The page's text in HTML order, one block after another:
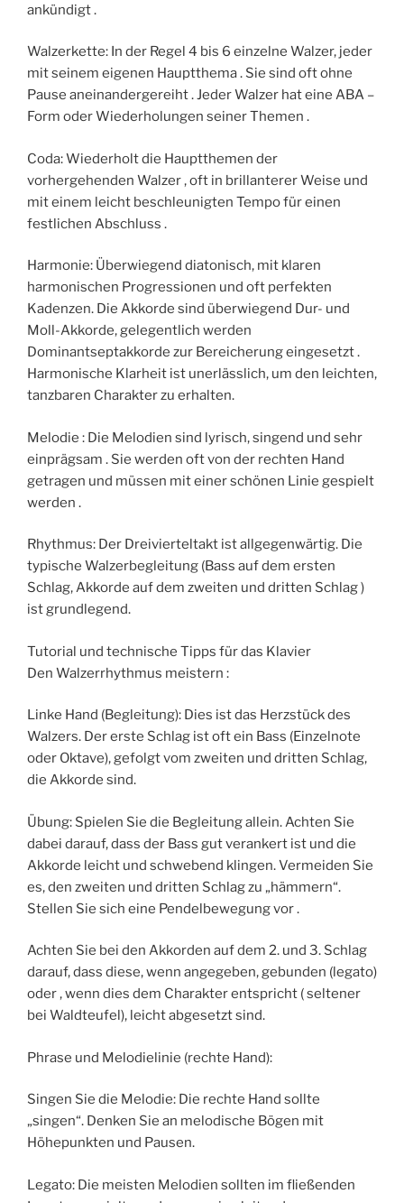
ankündigt .
Walzerkette: In der Regel 4 bis 6 einzelne Walzer, jeder
mit seinem eigenen Hauptthema . Sie sind oft ohne
Pause aneinandergereiht . Jeder Walzer hat eine ABA –
Form oder Wiederholungen seiner Themen .
Coda: Wiederholt die Hauptthemen der
vorhergehenden Walzer , oft in brillanterer Weise und
mit einem leicht beschleunigten Tempo für einen
festlichen Abschluss .
Harmonie: Überwiegend diatonisch, mit klaren
harmonischen Progressionen und oft perfekten
Kadenzen. Die Akkorde sind überwiegend Dur- und
Moll-Akkorde, gelegentlich werden
Dominantseptakkorde zur Bereicherung eingesetzt .
Harmonische Klarheit ist unerlässlich, um den leichten,
tanzbaren Charakter zu erhalten.
Melodie : Die Melodien sind lyrisch, singend und sehr
einprägsam . Sie werden oft von der rechten Hand
getragen und müssen mit einer schönen Linie gespielt
werden .
Rhythmus: Der Dreivierteltakt ist allgegenwärtig. Die
typische Walzerbegleitung (Bass auf dem ersten
Schlag, Akkorde auf dem zweiten und dritten Schlag )
ist grundlegend.
Tutorial und technische Tipps für das Klavier
Den Walzerrhythmus meistern :
Linke Hand (Begleitung): Dies ist das Herzstück des
Walzers. Der erste Schlag ist oft ein Bass (Einzelnote
oder Oktave), gefolgt vom zweiten und dritten Schlag,
die Akkorde sind.
Übung: Spielen Sie die Begleitung allein. Achten Sie
dabei darauf, dass der Bass gut verankert ist und die
Akkorde leicht und schwebend klingen. Vermeiden Sie
es, den zweiten und dritten Schlag zu „hämmern“.
Stellen Sie sich eine Pendelbewegung vor .
Achten Sie bei den Akkorden auf dem 2. und 3. Schlag
darauf, dass diese, wenn angegeben, gebunden (legato)
oder , wenn dies dem Charakter entspricht ( seltener
bei Waldteufel), leicht abgesetzt sind.
Phrase und Melodielinie (rechte Hand):
Singen Sie die Melodie: Die rechte Hand sollte
„singen“. Denken Sie an melodische Bögen mit
Höhepunkten und Pausen.
Legato: Die meisten Melodien sollten im fließenden